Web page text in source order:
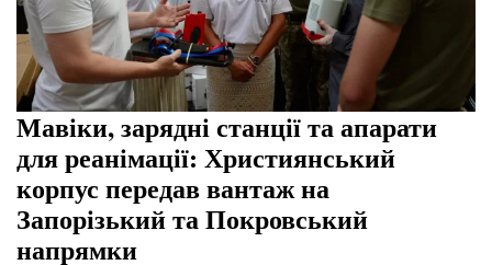
Мавіки, зарядні станції та апарати
для реанімації: Християнський
корпус передав вантаж на
Запорізький та Покровський
напрямки